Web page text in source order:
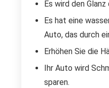
Es wird den
Es hat eine
Auto, das durch
Erhöhen Sie die
Ihr Auto wird
sparen.